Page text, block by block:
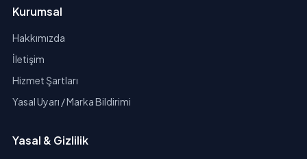
Kurumsal
Hakkımızda
İletişim
Hizmet Şartları
Yasal Uyarı / Marka Bildirimi
Yasal & Gizlilik